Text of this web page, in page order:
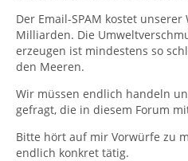
Der Email-SPAM kostet
Milliarden. Die
erzeugen ist mindestens so
den Meeren.
Wir müssen endlich handeln
gefragt, die in diesem Forum
Bitte hört auf mir Vorwürfe zu
endlich konkret tätig.